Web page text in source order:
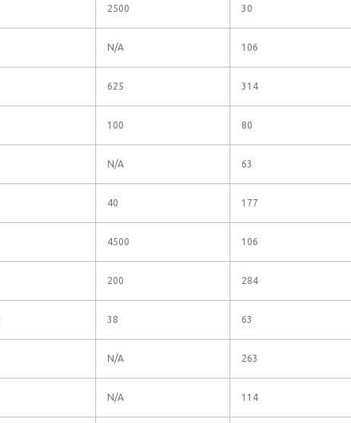
2500 30
N/A 106
625 314
100 80
N/A 63
40 177
4500 106
200 284
38 63
N/A 263
N/A 114